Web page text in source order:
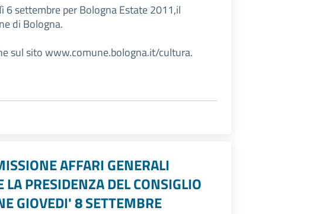
settembre per Bologna Estate 2011,il
di Bologna.
sul sito www.comune.bologna.it/cultura.
AFFARI GENERALI
PRESIDENZA DEL CONSIGLIO
GIOVEDI' 8 SETTEMBRE